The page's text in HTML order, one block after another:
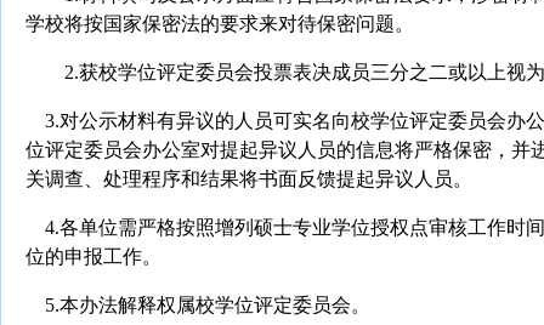
学校将按国家保密法的要求来对待保密问题。
2.获校学位评定委员会投票表决成员三分之二或以上视
3.对公示材料有异议的人员可实名向校学位评定委员会办
位评定委员会办公室对提起异议人员的信息将严格保密，并
关调查、处理程序和结果将书面反馈提起异议人员。
4.各单位需严格按照增列硕士专业学位授权点审核工作时
位的申报工作。
5.本办法解释权属校学位评定委员会。